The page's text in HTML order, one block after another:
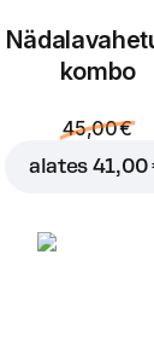
kombo
45,00 €
alates 41,00